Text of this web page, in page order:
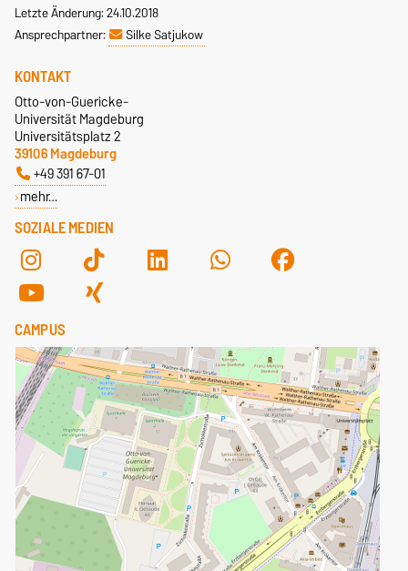
Letzte Änderung: 24.10.2018
Ansprechpartner:
Silke Satjukow
SOZIALE MEDIEN
KONTAKT
Otto-von-Guericke-
Universität Magdeburg
Universitätsplatz 2
39106 Magdeburg
+49 391 67-01
mehr…
CAMPUS